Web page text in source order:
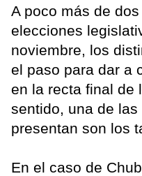
A poco más de
elecciones
noviembre, los
el paso para dar a
en la recta final de
sentido, una de
presentan son los
En el caso de